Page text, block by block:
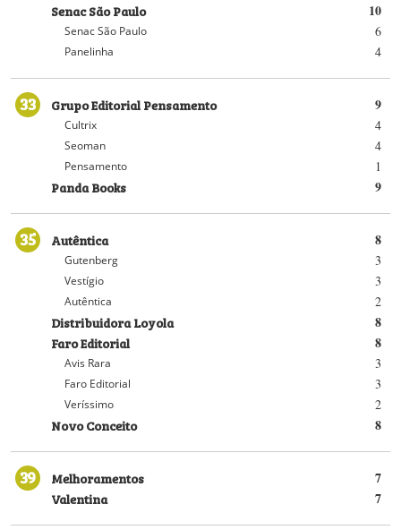
10
Senac São Paulo
6
Senac São Paulo
4
Panelinha
33 9
Grupo Editorial Pensamento
4
Cultrix
4
Seoman
1
Pensamento
9
Panda Books
35 8
Autêntica
3
Gutenberg
3
Vestígio
2
Autêntica
8
Distribuidora Loyola
8
Faro Editorial
3
Avis Rara
3
Faro Editorial
2
Veríssimo
8
Novo Conceito
39 7
Melhoramentos
7
Valentina